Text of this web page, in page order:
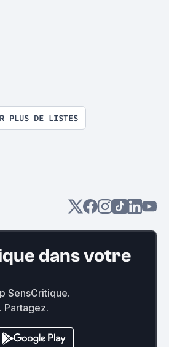
PLUS DE LISTES
dans votre
SensCritique.
Partagez.